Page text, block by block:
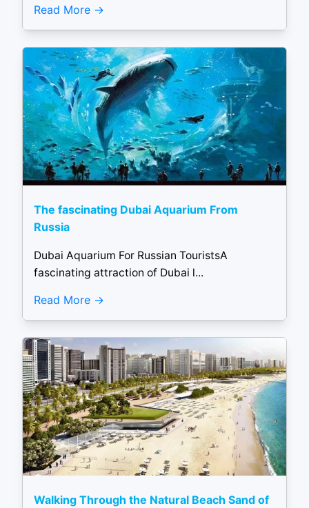
Read More
The fascinating Dubai Aquarium From
Russia
Dubai Aquarium For Russian TouristsA
fascinating attraction of Dubai l...
Read More
Walking Through the Natural Beach Sand of